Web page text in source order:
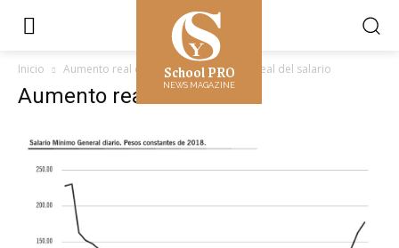
School PRO
NEWS MAGAZINE
Inicio Aumento real del salario Aumento real del salario
Aumento real del salario